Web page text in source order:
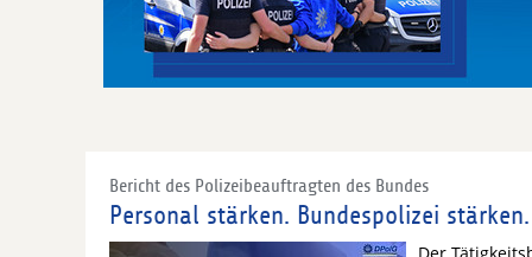
Bericht des Polizeibeauftragten des Bundes
Personal stärken. Bundespolizei stärken.